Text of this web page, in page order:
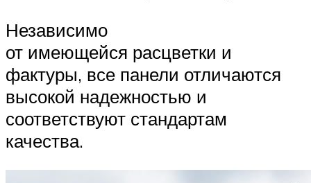
Независимо
от имеющейся расцветки и
фактуры, все панели отличаются
высокой надежностью и
соответствуют стандартам
качества.